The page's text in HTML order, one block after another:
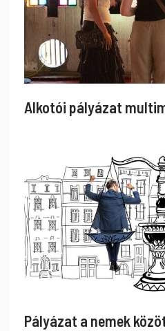
Alkotói pályázat
Pályázat a nemek